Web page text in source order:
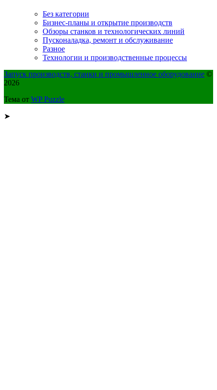
Без категории
Бизнес-планы и открытие производств
Обзоры станков и технологических линий
Пусконаладка, ремонт и обслуживание
Разное
Технологии и производственные процессы
Запуск производств, станки и промышленное оборудование ©
2026
Тема от WP Puzzle
➤